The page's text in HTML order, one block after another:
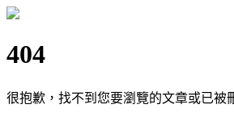
404
很抱歉，找不到您要瀏覽的文章或已被